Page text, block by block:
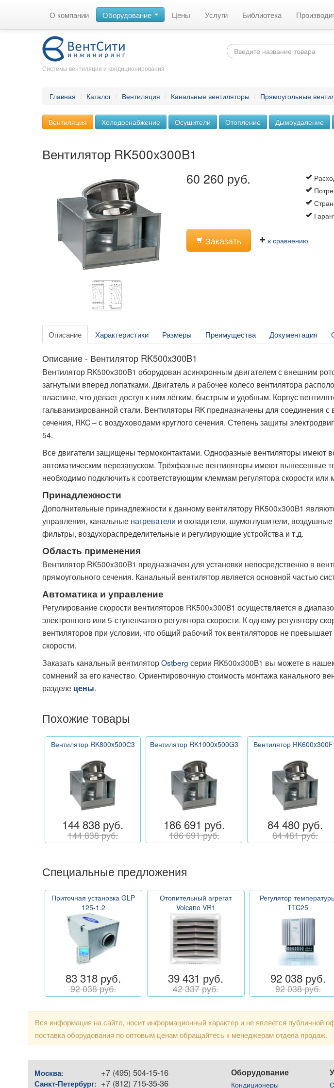
О компании Оборудование Цены Услуги Библиотека
Системы вентиляции и кондиционирования
Главная / Каталог / Вентиляция / Канальные вентиляторы / Прямоугольные
Вентиляция Холодоснабжение Осушители Отопление Дымоудаление
Вентилятор RK500x300B1
60 260 руб.
Заказать к сравнению
Описание Характеристики Размеры Преимущества Документация
Описание - Вентилятор RK500x300B1
Вентилятор RK500x300B1 оборудован асинхронным двигателем с внешним
загнутыми вперед лопатками. Двигатель и рабочее колесо вентилятора
пластине, что делает доступ к ним лёгким, быстрым и удобным. Корпус
гальванизированной стали. Вентиляторы RK предназначены для соединения с
сечения, RKC – с воздуховодами круглого сечения. Степень защиты
54.
Все двигатели защищены термоконтактами. Однофазные вентиляторы имеют
автоматическим перезапуском. Трёхфазные вентиляторы имеют вынесенные
необходимо подключить к соответствующим клеммам регулятора скорости или
Принадлежности
Дополнительные принадлежности к данному вентилятору RK500x300B1
управления, канальные нагреватели и охладители, шумоглушители,
фильтры, воздухораспределительные и регулирующие устройства и т.д.
Область применения
Вентилятор RK500x300B1 предназначен для установки непосредственно в
прямоугольного сечения. Канальный вентилятор является основной частью
Автоматика и управление
Регулирование скорости вентиляторов RK500x300B1 осуществляется в
электронного или 5-ступенчатого регулятора скорости. К одному регулятору
вентиляторов при условии, что общий рабочий ток вентиляторов не
скорости.
Заказать канальный вентиляторOstberg серии RK500x300B1 вы можете в
сомнений за его качество. Ориентировочную стоимость монтажа канального
разделе цены.
Похожие товары
Вентилятор RK800x500С3
144 838 руб.
144 838 руб.
Вентилятор RK1000x500G3
186 691 руб.
186 691 руб.
Вентилятор
84 480 руб.
84 481 руб.
Специальные предложения
Приточная установка GLP
125-1.2
83 318 руб.
92 038 руб.
Отопительный агрегат
Volcano VR1
39 431 руб.
42 337 руб.
Регулятор
TTC25
92 038 руб.
92 038 руб.
Вся информация на сайте, носит информационный характер и не является публичной
поставка оборудования по оптовым ценам обращайтесь к менеджерам отдела продаж.
Москва: +7 (495) 504-15-16
Санкт-Петербург: +7 (812) 715-35-36
Оборудование
Кондиционеры